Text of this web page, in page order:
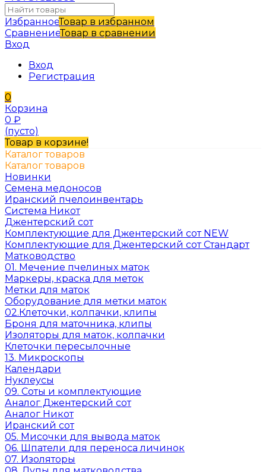
ИзбранноеТовар в избранном
СравнениеТовар в сравнении
Вход
Вход
Регистрация
0
Корзина
0 ₽
(пусто)
Товар в корзине!
Каталог товаров
Каталог товаров
Новинки
Семена медоносов
Иранский пчелоинвентарь
Система Никот
Джентерский сот
Комплектующие для Джентерский сот NEW
Комплектующие для Джентерский сот Стандарт
Матководство
01. Мечение пчелиных маток
Маркеры, краска для меток
Метки для маток
Оборудование для метки маток
02.Клеточки, колпачки, клипы
Броня для маточника, клипы
Изоляторы для маток, колпачки
Клеточки пересылочные
13. Микроскопы
Календари
Нуклеусы
09. Соты и комплектующие
Аналог Джентерский сот
Аналог Никот
Иранский сот
05. Мисочки для вывода маток
06. Шпатели для переноса личинок
07. Изоляторы